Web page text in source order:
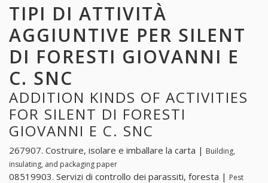
TIPI DI ATTIVITÀ
AGGIUNTIVE PER SILENT
DI FORESTI GIOVANNI E
C. SNC
ADDITION KINDS OF ACTIVITIES
FOR SILENT DI FORESTI
GIOVANNI E C. SNC
267907. Costruire, isolare e imballare la carta | Building,
insulating, and packaging paper
08519903. Servizi di controllo dei parassiti, foresta | Pest